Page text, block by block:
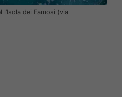
dei Famosi (via